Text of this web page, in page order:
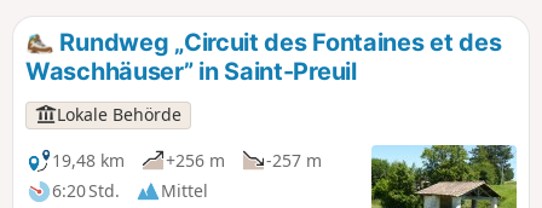
Rundweg „Circuit des Fontaines et des
Waschhäuser” in Saint-Preuil
Lokale Behörde
19,48 km
+256 m
-257 m
6:20 Std.
Mittel